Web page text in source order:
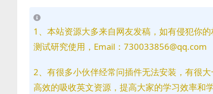
1、本站资源大多来自网友发稿，如有侵犯你
测试研究使用，Email：730033856@qq.com
2、有很多小伙伴经常问插件无法安装，有很
高效的吸收英文资源，提高大家的学习效率和学